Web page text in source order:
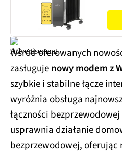
Wśród oferowanych
zasługujenowy modem z
szybkie i stabilne łącze
wyróżnia obsługa
łączności
usprawnia działanie
bezprzewodowej, oferując